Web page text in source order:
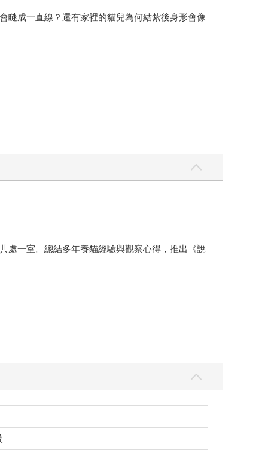
瞇成一直線？還有家裡的貓兒為何結紮後身形會像
處一室。總結多年養貓經驗與觀察心得，推出《說